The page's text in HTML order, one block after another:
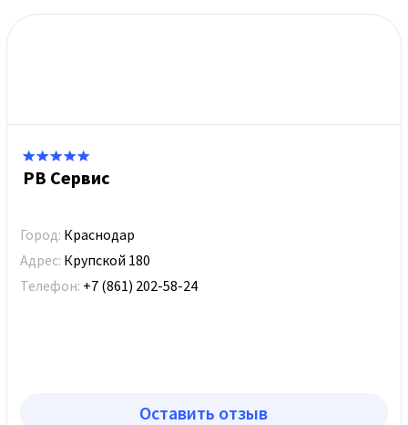
РВ Сервис
Город: Краснодар
Адрес: Крупской 180
Телефон: +7 (861) 202-58-24
Оставить отзыв